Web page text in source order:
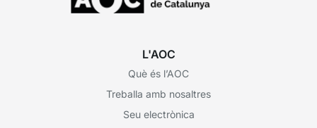
L'AOC
Què és l’AOC
Treballa amb nosaltres
Seu electrònica